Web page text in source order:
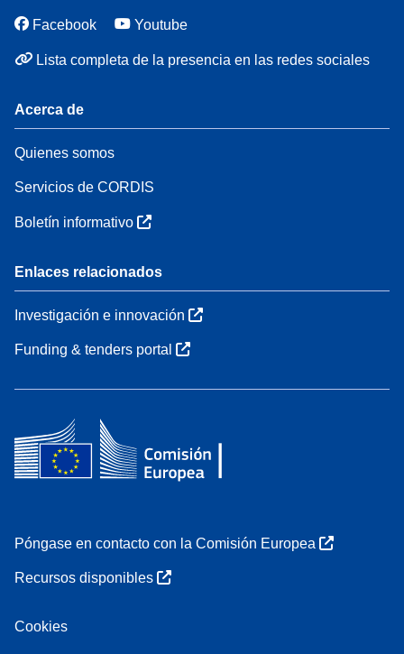
Facebook Youtube
Lista completa de la presencia en las redes sociales
Acerca de
Quienes somos
Servicios de CORDIS
Boletín informativo
Enlaces relacionados
Investigación e innovación
Funding & tenders portal
Póngase en contacto con la Comisión Europea
Recursos disponibles
Cookies